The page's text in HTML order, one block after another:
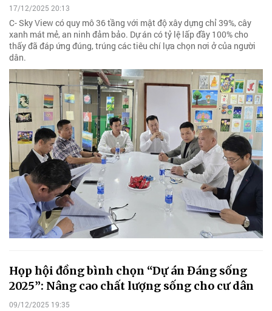
17/12/2025 20:13
C- Sky View có quy mô 36 tầng với mật độ xây dựng chỉ 39%, cây
xanh mát mẻ, an ninh đảm bảo. Dự án có tỷ lệ lấp đầy 100% cho
thấy đã đáp ứng đúng, trúng các tiêu chí lựa chọn nơi ở của người
dân.
Họp hội đồng bình chọn “Dự án Đáng sống
2025”: Nâng cao chất lượng sống cho cư dân
09/12/2025 19:35